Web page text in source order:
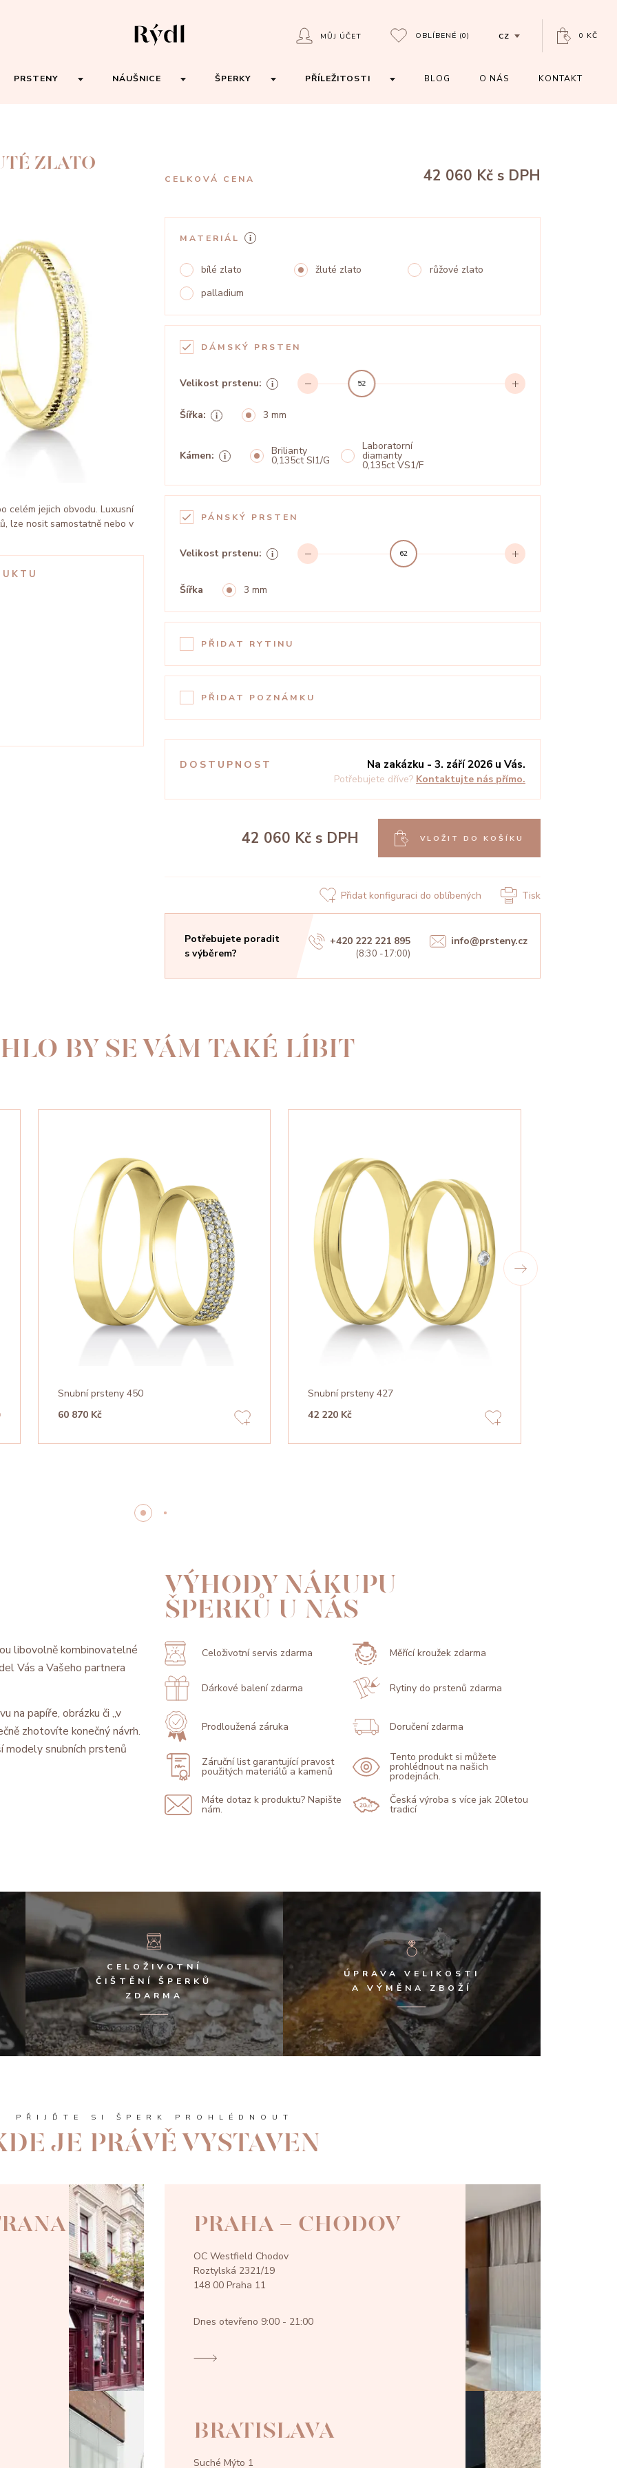
MŮJ ÚČET OBLÍBENÉ (0) CZ 0 KČ
PRSTENY NÁUŠNICE ŠPERKY PŘÍLEŽITOSTI BLOG O NÁS KONTAKT
ZLATO
celém jejich obvodu. Luxusní
lze nosit samostatně nebo v
CELKOVÁ CENA 42 060 Kč s DPH
MATERIÁL
bílé zlato žluté zlato
růžové zlato
palladium
DÁMSKÝ PRSTEN
Velikost prstenu: 52
Šířka: 3 mm
Kámen: Brilianty
0,135ct SI1/G
Laboratorní
diamanty
0,135ct VS1/F
PÁNSKÝ PRSTEN
Velikost prstenu: 62
Šířka 3 mm
PŘIDAT RYTINU
PŘIDAT POZNÁMKU
DOSTUPNOST Na zakázku - 3. září 2026 u Vás.
Potřebujete dříve? Kontaktujte nás přímo.
42 060 Kč s DPH VLOŽIT DO KOŠÍKU
Přidat konfiguraci do oblíbených Tisk
Potřebujete poradit
s výběrem?
+420 222 221 895
(8:30 -17:00)
info@prsteny.cz
BY SE VÁM TAKÉ LÍBIT
Snubní prsteny 450
60 870 Kč
Snubní prsteny 427
42 220 Kč
libovolně kombinovatelné
Vás a Vašeho partnera
na papíře, obrázku či „v
zhotovíte konečný návrh.
modely snubních prstenů
VÝHODY NÁKUPU
ŠPERKŮ U NÁS
Celoživotní servis zdarma Měřící kroužek zdarma
Dárkové balení zdarma Rytiny do prstenů zdarma
Prodloužená záruka Doručení zdarma
Záruční list garantující pravost
použitých materiálů a kamenů
Tento produkt si můžete
prohlédnout na našich
prodejnách.
Máte dotaz k produktu? Napište
nám.
Česká výroba s více jak 20letou
tradicí
CELOŽIVOTNÍ
ČIŠTĚNÍ ŠPERKŮ
ZDARMA
ÚPRAVA VELIKOSTI
A VÝMĚNA ZBOŽÍ
PŘIJĎTE SI ŠPERK PROHLÉDNOUT
JE PRÁVĚ VYSTAVEN
PRAHA - CHODOV
OC Westfield Chodov
Roztylská 2321/19
148 00 Praha 11
Dnes otevřeno 9:00 - 21:00
BRATISLAVA
Suché Mýto 1